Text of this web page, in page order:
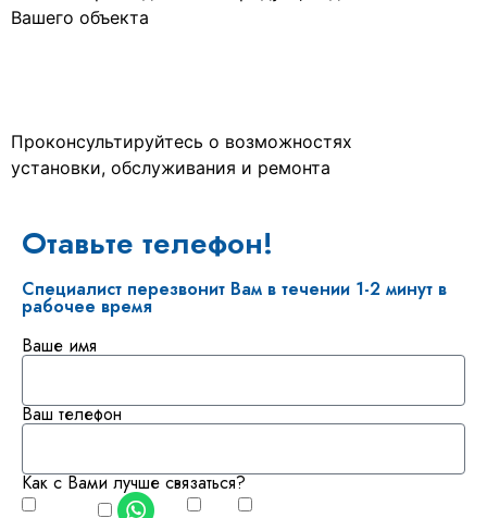
Вашего объекта
Проконсультируйтесь о возможностях
установки, обслуживания и ремонта
Отавьте телефон!
Специалист перезвонит Вам в течении 1-2 минут в
рабочее время
Ваше имя
Ваш телефон
Как с Вами лучше связаться?